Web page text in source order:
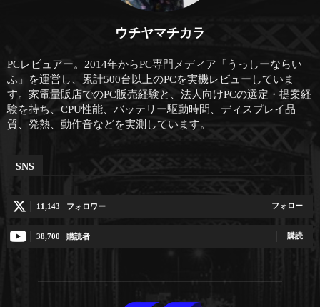
ウチヤマチカラ
PCレビュアー。2014年からPC専門メディア「うっしーならい
ふ」を運営し、累計500台以上のPCを実機レビューしていま
す。家電量販店でのPC販売経験と、法人向けPCの選定・提案経
験を持ち、CPU性能、バッテリー駆動時間、ディスプレイ品
質、発熱、動作音などを実測しています。
SNS
11,143 フォロワー フォロー
38,700 購読者 購読